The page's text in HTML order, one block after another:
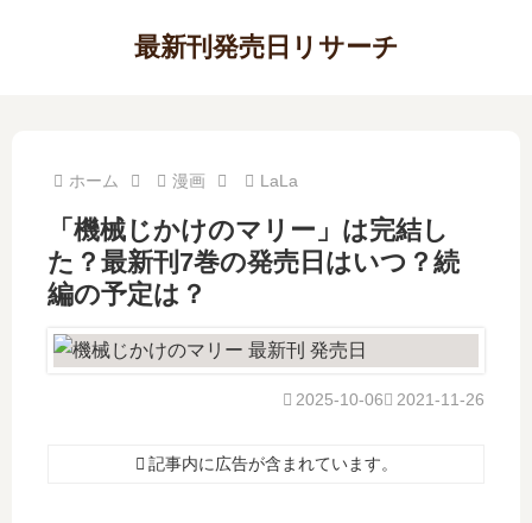
最新刊発売日リサーチ
ホーム 漫画 LaLa
「機械じかけのマリー」は完結し
た？最新刊7巻の発売日はいつ？続
編の予定は？
2021-11-26
2025-10-06
記事内に広告が含まれています。